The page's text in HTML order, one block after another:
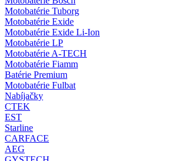
Motobatérie Tuborg
Motobatérie Exide
Motobatérie Exide Li-Ion
Motobatérie LP
Motobatérie A-TECH
Motobatérie Fiamm
Batérie Premium
Motobatérie Fulbat
Nabíjačky
CTEK
EST
Starline
CARFACE
AEG